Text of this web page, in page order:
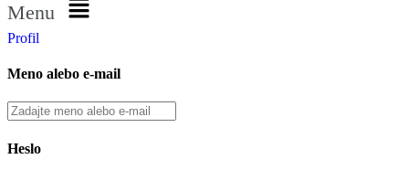
Menu
Profil
Meno alebo e-mail
Heslo